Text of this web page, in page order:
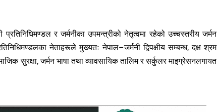
प्रतिनिधिमण्डल र जर्मनीका उपमन्त्रीको नेतृत्वमा रहेको उच्चस्तरीय जर्मन
नेताहरूले मुख्यतः नेपाल–जर्मनी द्विपक्षीय सम्बन्ध, दक्ष श्रम
सुरक्षा, जर्मन भाषा तथा व्यावसायिक तालिम र सर्कुलर माइग्रेसनलगायत